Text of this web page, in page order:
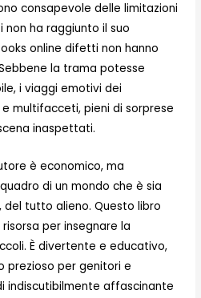
consapevole delle limitazioni
ha raggiunto il suo
online difetti non hanno
la trama potesse
i viaggi emotivi dei
multifacceti, pieni di sorprese
inaspettati.
è economico, ma
di un mondo che è sia
tutto alieno. Questo libro
per insegnare la
È divertente e educativo,
prezioso per genitori e
indiscutibilmente affascinante